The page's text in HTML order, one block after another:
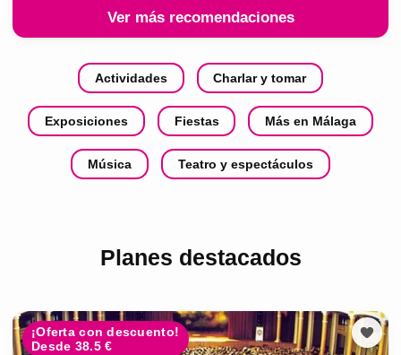
Ver más recomendaciones
Actividades Charlar y tomar
Exposiciones Fiestas Más en Málaga
Música Teatro y espectáculos
Planes destacados
¡Oferta con descuento!
Desde 38.5 €